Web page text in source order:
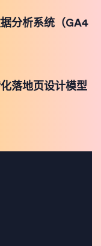
分析系统（GA4
落地页设计模型